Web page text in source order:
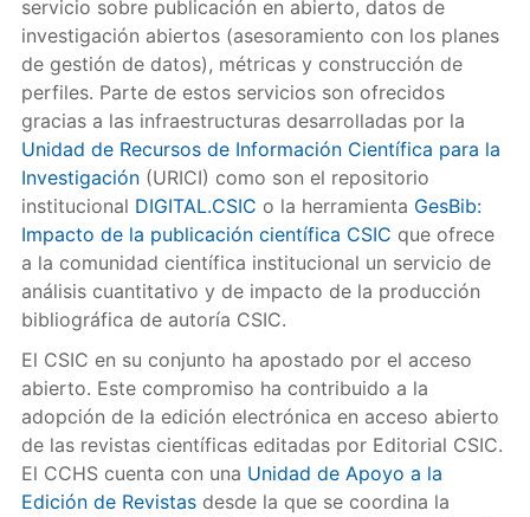
servicio sobre publicación en abierto, datos de
investigación abiertos (asesoramiento con los planes
de gestión de datos), métricas y construcción de
perfiles. Parte de estos servicios son ofrecidos
gracias a las infraestructuras desarrolladas por la
Unidad de Recursos de Información Científica para la
Investigación(URICI) como son el repositorio
institucional DIGITAL.CSIC o la herramienta GesBib:
Impacto de la publicación científica CSIC que ofrece
a la comunidad científica institucional un servicio de
análisis cuantitativo y de impacto de la producción
bibliográfica de autoría CSIC.
El CSIC en su conjunto ha apostado por el acceso
abierto. Este compromiso ha contribuido a la
adopción de la edición electrónica en acceso abierto
de las revistas científicas editadas por Editorial CSIC.
El CCHS cuenta con una Unidad de Apoyo a la
Edición de Revistasdesde la que se coordina la